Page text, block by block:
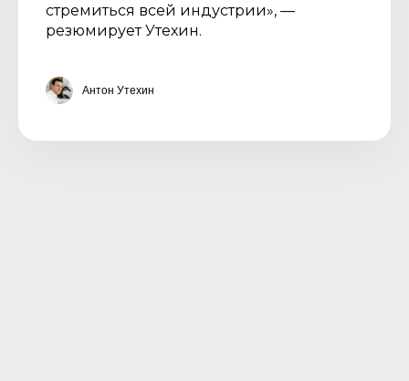
стремиться всей индустрии», —
резюмирует Утехин.
Антон Утехин